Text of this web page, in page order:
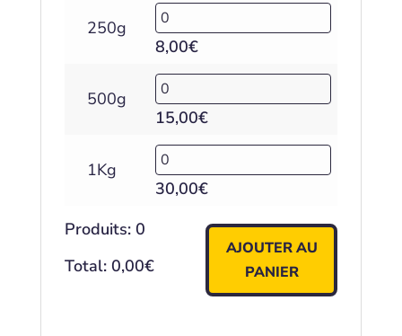
250g
8,00€
500g
15,00€
1Kg
30,00€
Produits: 0
Total: 0,00€
AJOUTER AU
PANIER